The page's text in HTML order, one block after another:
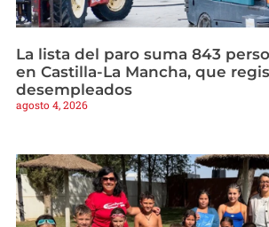
La lista del paro suma 843
en Castilla-La Mancha, que
desempleados
agosto 4, 2026